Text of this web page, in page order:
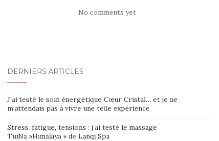
No comments yet
DERNIERS ARTICLES
J’ai testé le soin énergétique Cœur Cristal… et je ne
m’attendais pas à vivre une telle expérience
Stress, fatigue, tensions : j’ai testé le massage
TuiNa »Himalaya » de Lanqi Spa